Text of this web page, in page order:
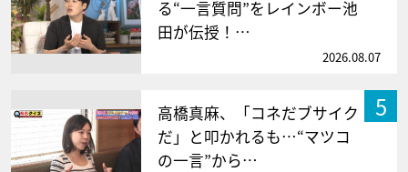
る“一言質問”をレインボー池
田が伝授！…
2026.08.07
5
高橋真麻、「コネだブサイク
だ」と叩かれるも…“マツコ
の一言”から…